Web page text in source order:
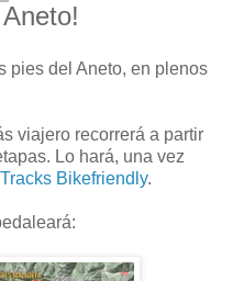
pies del Aneto, en plenos
viajero recorrerá a partir
Lo hará, una vez
Tracks Bikefriendly.